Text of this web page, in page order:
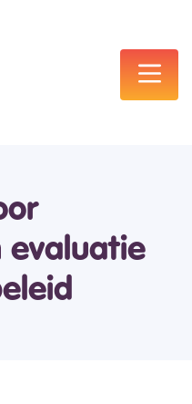
evaluatie